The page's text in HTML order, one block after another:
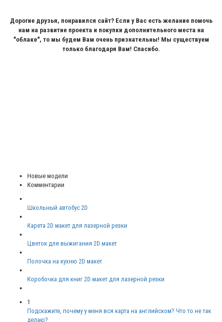
Дорогие друзья, понравился сайт? Если у Вас есть желание помочь
нам на развитие проекта и покупки дополнительного места на
"облаке", то мы будем Вам очень признательны! Мы существуем
только благодаря Вам! Спасибо.
Новые модели
Комментарии
Школьный автобус 2D
Карета 2D макет для лазерной резки
Цветок для выжигания 2D макет
Полочка на кухню 2D макет
Коробочка для книг 2D макет для лазерной резки
1
Подскажите, почему у меня вся карта на английском? Что то не так
делаю?